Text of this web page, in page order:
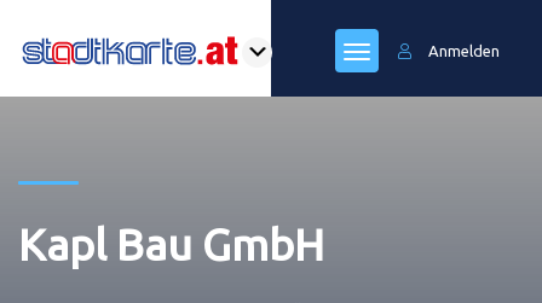
Anmelden
Kapl Bau GmbH